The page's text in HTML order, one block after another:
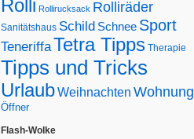
Rolli Rollirucksack Rolliräder
Sanitätshaus Schild Schnee Sport
TeneriffaTetra Tipps Therapie
Tipps und Tricks
UrlaubWeihnachten Wohnung
Öffner
Flash-Wolke